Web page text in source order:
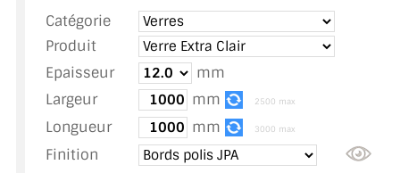
TOUS LES TARIFS AU M2
GUIDE : CHOIX PAR UTILISATION
INSPIRATIONS ET NOUVEAUTÉS
AMBIANCE LAITON BROSSÉ
Catégorie
Produit
Epaisseur
mm
Largeur
mm 2500 max
Longueur mm 3000 max
Finition